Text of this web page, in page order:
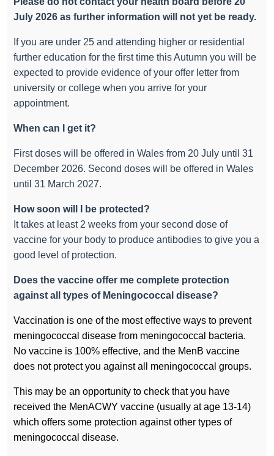
July 2026 as further information will not yet be ready.
If you are under 25 and attending higher or residential
further education for the first time this Autumn you will be
expected to provide evidence of your offer letter from
university or college when you arrive for your
appointment.
When can I get it?
First doses will be offered in Wales from 20 July until 31
December 2026. Second doses will be offered in Wales
until 31 March 2027.
How soon will I be protected?
It takes at least 2 weeks from your second dose of
vaccine for your body to produce antibodies to give you a
good level of protection.
Does the vaccine offer me complete protection
against all types of Meningococcal disease?
Vaccination is one of the most effective ways to prevent
meningococcal disease from meningococcal bacteria.
No vaccine is 100% effective, and the MenB vaccine
does not protect you against all meningococcal groups.
This may be an opportunity to check that you have
received the MenACWY vaccine (usually at age 13-14)
which offers some protection against other types of
meningococcal disease.